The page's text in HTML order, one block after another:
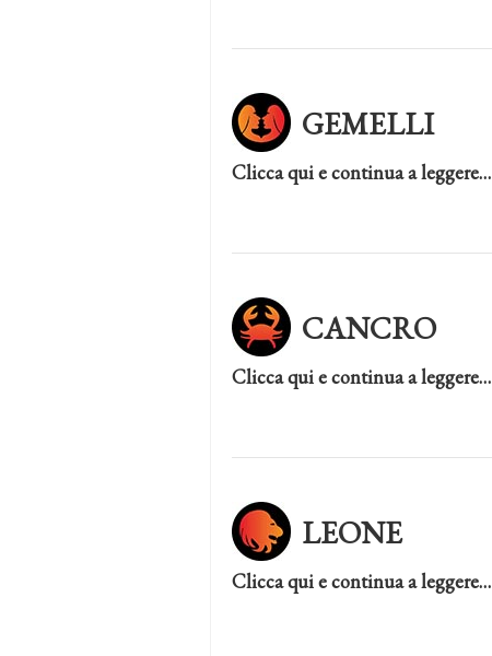
GEMELLI
Clicca qui e continua a leggere…
CANCRO
Clicca qui e continua a leggere…
LEONE
Clicca qui e continua a leggere…